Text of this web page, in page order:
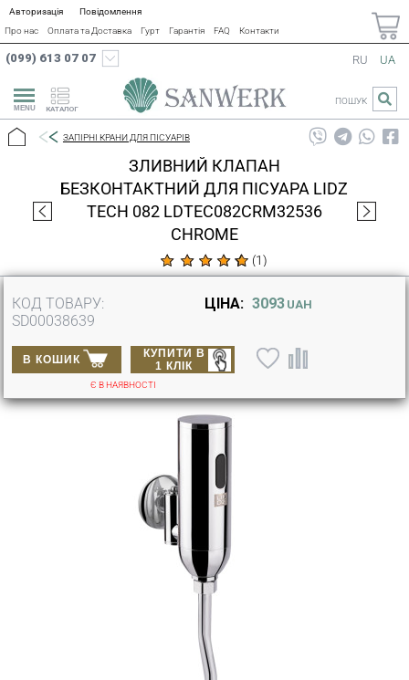
Авторизація
Повідомлення
Про нас
Оплата та Доставка Гурт Гарантія FAQ Контакти
(099) 613 07 07
КАТАЛОГ
RU UA
ПОШУК
ЗАПІРНІ КРАНИ ДЛЯ ПІСУАРІВ
ЗЛИВНИЙ КЛАПАН
БЕЗКОНТАКТНИЙ ДЛЯ ПІСУАРА LIDZ
TECH 082 LDTEC082CRM32536
CHROME
(1)
КОД ТОВАРУ:
SD00038639
ЦІНА: 3093 UAH
В КОШИК
КУПИТИ В
1 КЛІК
Є В НАЯВНОСТІ